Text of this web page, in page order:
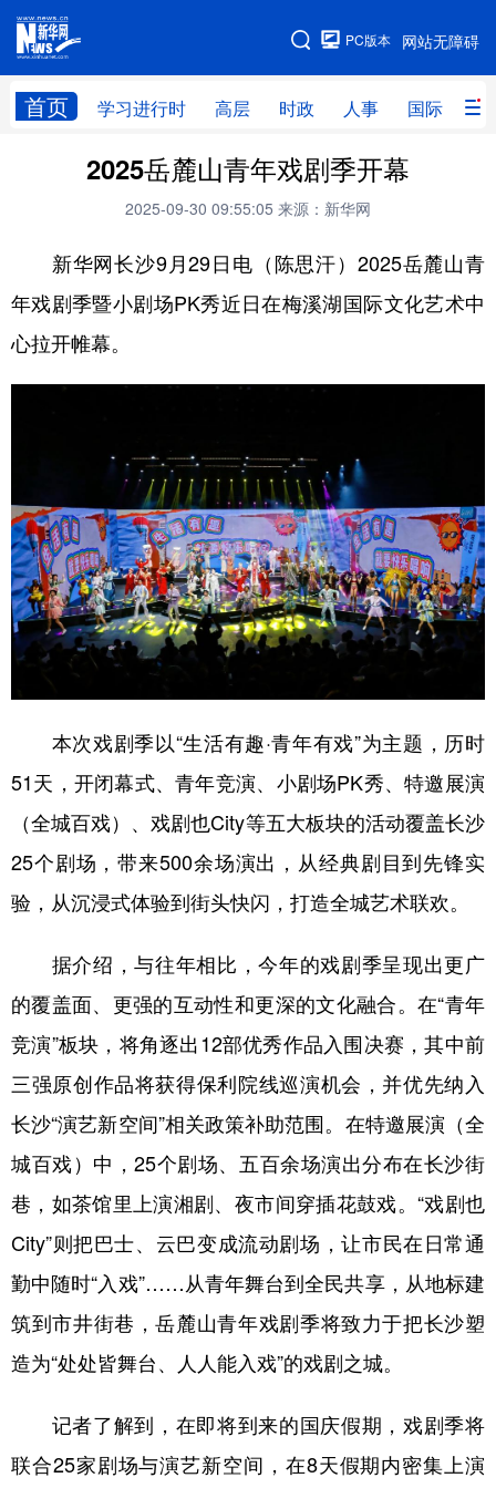
网站无障碍
PC版本
首页 学习进行时 高层 时政 人事 国际 财
网站地图
学习进行时 高层 时政 人事
财经 网评
台湾 思客智库 全球连线 教育
科技 科创 量子 体育
文化
中央文件
人居 信息化
学术中国 乡村振兴 银龄 溯源中国
城市 旅游 能源 会展
彩票 娱乐 时尚 悦读
上市公司
地方频道
北京 天津 河北 山西
辽宁 吉林 上海 江苏
浙江 安徽 福建 江西
山东 河南 湖北 湖南
广东 广西 海南 重庆
四川 贵州 云南 西藏
陕西 甘肃 青海 宁夏
多语种频道
English Español Français عربى
Русский язык 日本語
Deutsch Português
2025岳麓山青年戏剧季开幕
2025-09-30 09:55:05 来源：新华网
新华网长沙9月29日电（陈思汗）2025岳麓山青
年戏剧季暨小剧场PK秀近日在梅溪湖国际文化艺术中
心拉开帷幕。
本次戏剧季以“生活有趣·青年有戏”为主题，历时
51天，开闭幕式、青年竞演、小剧场PK秀、特邀展演
（全城百戏）、戏剧也City等五大板块的活动覆盖长沙
25个剧场，带来500余场演出，从经典剧目到先锋实
验，从沉浸式体验到街头快闪，打造全城艺术联欢。
据介绍，与往年相比，今年的戏剧季呈现出更广
的覆盖面、更强的互动性和更深的文化融合。在“青年
竞演”板块，将角逐出12部优秀作品入围决赛，其中前
三强原创作品将获得保利院线巡演机会，并优先纳入
长沙“演艺新空间”相关政策补助范围。在特邀展演（全
城百戏）中，25个剧场、五百余场演出分布在长沙街
巷，如茶馆里上演湘剧、夜市间穿插花鼓戏。“戏剧也
City”则把巴士、云巴变成流动剧场，让市民在日常通
勤中随时“入戏”……从青年舞台到全民共享，从地标建
筑到市井街巷，岳麓山青年戏剧季将致力于把长沙塑
造为“处处皆舞台、人人能入戏”的戏剧之城。
记者了解到，在即将到来的国庆假期，戏剧季将
联合25家剧场与演艺新空间，在8天假期内密集上演